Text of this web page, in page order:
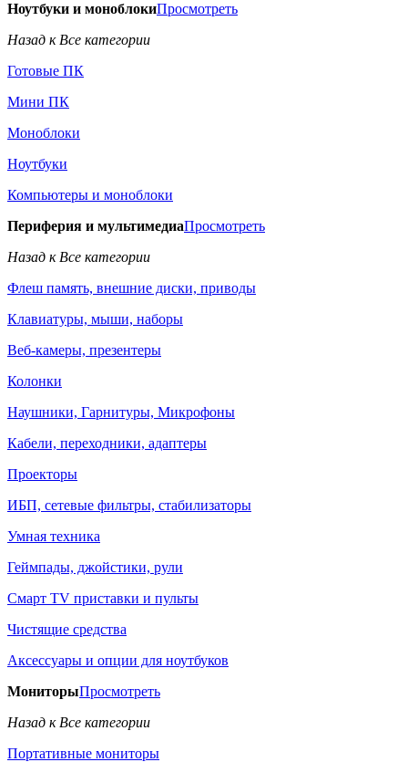
Ноутбуки и моноблокиПросмотреть
Назад к Все категории
Готовые ПК
Мини ПК
Моноблоки
Ноутбуки
Компьютеры и моноблоки
Периферия и мультимедиаПросмотреть
Назад к Все категории
Флеш память, внешние диски, приводы
Клавиатуры, мыши, наборы
Веб-камеры, презентеры
Колонки
Наушники, Гарнитуры, Микрофоны
Кабели, переходники, адаптеры
Проекторы
ИБП, сетевые фильтры, стабилизаторы
Умная техника
Геймпады, джойстики, рули
Смарт TV приставки и пульты
Чистящие средства
Аксессуары и опции для ноутбуков
МониторыПросмотреть
Назад к Все категории
Портативные мониторы